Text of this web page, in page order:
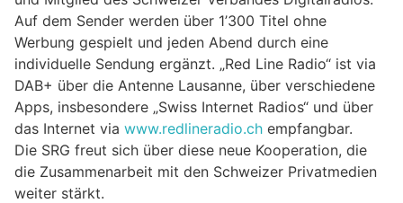
Auf dem Sender werden über 1’300 Titel ohne
Werbung gespielt und jeden Abend durch eine
individuelle Sendung ergänzt. „Red Line Radio“ ist via
DAB+ über die Antenne Lausanne, über verschiedene
Apps, insbesondere „Swiss Internet Radios“ und über
das Internet via www.redlineradio.ch empfangbar.
Die SRG freut sich über diese neue Kooperation, die
die Zusammenarbeit mit den Schweizer Privatmedien
weiter stärkt.